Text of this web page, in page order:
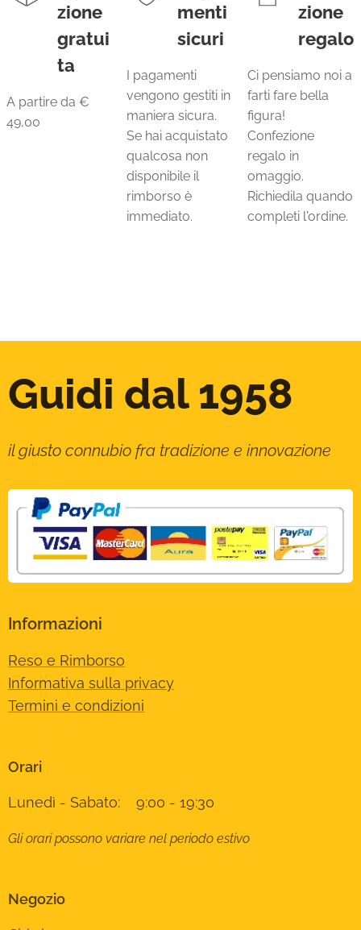
zione
gratui
ta
A partire da €
49,00
menti
sicuri
I pagamenti
vengono gestiti in
maniera sicura.
Se hai acquistato
qualcosa non
disponibile il
rimborso è
immediato.
zione
regalo
Ci pensiamo noi a
farti fare bella
figura!
Confezione
regalo in
omaggio.
Richiedila quando
completi l'ordine.
Guidi dal 1958
il giusto connubio fra tradizione e innovazione
Informazioni
Reso e Rimborso
Informativa sulla privacy
Termini e condizioni
Orari
Lunedì - Sabato: 9:00 - 19:30
Gli orari possono variare nel periodo estivo
Negozio